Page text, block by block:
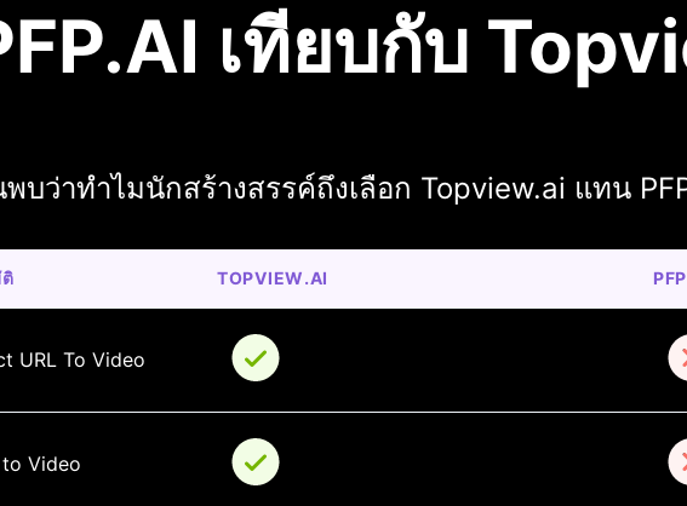
เทียบกับ
บว่าทำไมนักสร้างสรรค์ถึงเลือก Topview.ai แทน
TOPVIEW.AI
URL To Video
Video